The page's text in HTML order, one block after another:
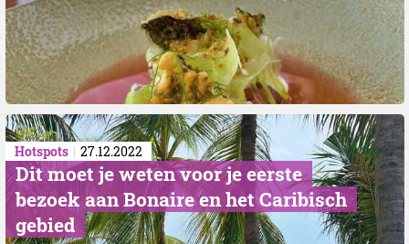
Hotspots 27.12.2022
Dit moet je weten voor je eerste
bezoek aan Bonaire en het Caribisch
gebied